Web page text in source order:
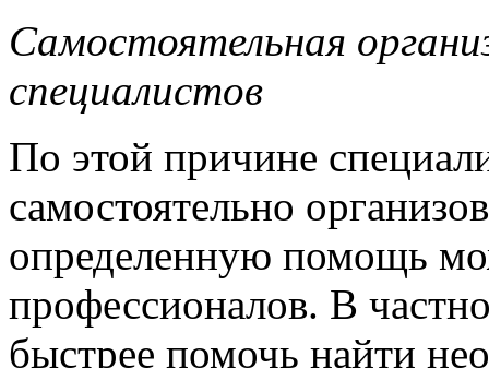
Самостоятельная
специалистов
По этой причине
самостоятельно
определенную помощь
профессионалов. В
быстрее помочь найти